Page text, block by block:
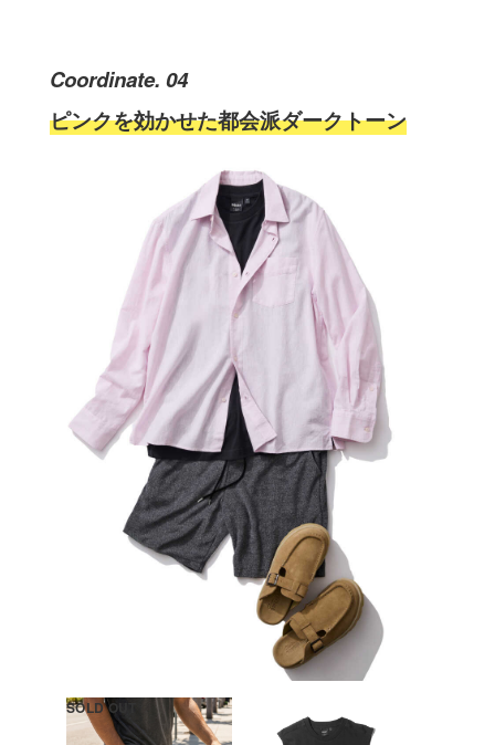
Coordinate. 04
ピンクを効かせた都会派ダークトーン
SOLD OUT